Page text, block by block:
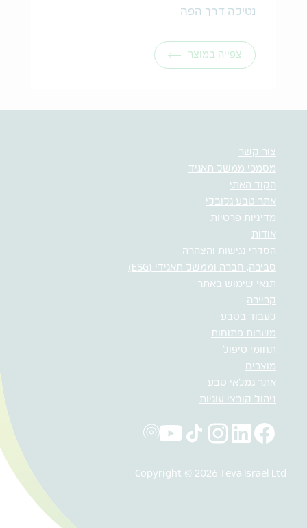
נטילה דרך הפה
צפייה במוצר
צור קשר
מסמכי ממשל תאגיד
הקוד האתי
אתר טבע גלובלי
מדיניות פרטיות
אודות
הסדרי נגישות והצהרה
סביבה, חברה וממשל תאגידי (ESG)
תנאי שימוש באתר
קריירה
לעבוד בטבע
משרות פתוחות
תחומי טיפול
מוצרים
אתר גמלאי טבע
ניהול קובצי עוגיות
Copyright © 2026 Teva Israel Ltd